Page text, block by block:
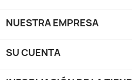
NUESTRA EMPRESA
SU CUENTA